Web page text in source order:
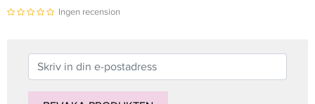
Ingen recension